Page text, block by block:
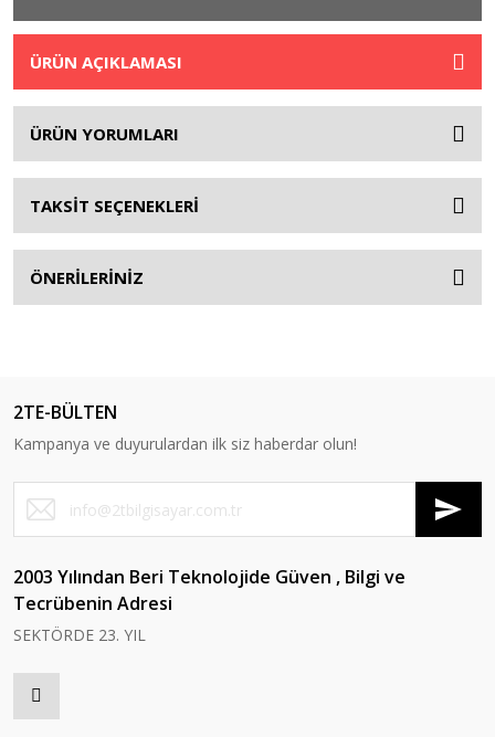
ÜRÜN AÇIKLAMASI
ÜRÜN YORUMLARI
TAKSİT SEÇENEKLERİ
ÖNERİLERİNİZ
2TE-BÜLTEN
Kampanya ve duyurulardan ilk siz haberdar olun!
2003 Yılından Beri Teknolojide Güven , Bilgi ve
Tecrübenin Adresi
SEKTÖRDE 23. YIL